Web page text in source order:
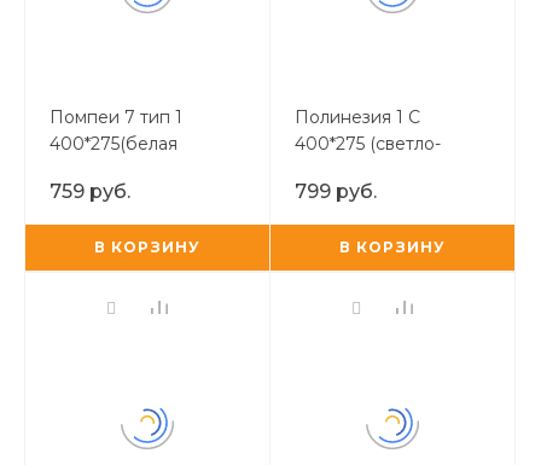
Помпеи 7 тип 1
400*275(белая
фоне)
759 руб.
В КОРЗИНУ
Полинезия 1 С
400*275 (светло-
799 руб.
В КОРЗИНУ